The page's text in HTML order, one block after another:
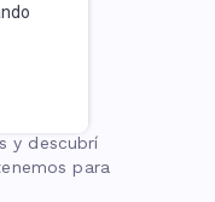
y descubrí
para